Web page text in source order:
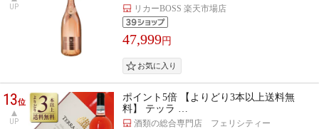
UP リカーBOSS 楽天市場店
47,999円
13位
UP
ポイント5倍 【よりどり3本以上送料無
料】 テッラ …
酒類の総合専門店 フェリシティー